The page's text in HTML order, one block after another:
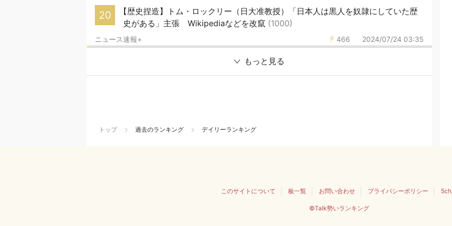
20
【歴史捏造】トム・ロックリー（日大准教授）「日本人は黒人を奴隷にしていた歴
史がある」主張 Wikipediaなどを改竄 (1000)
466 2024/07/24 03:35
ニュース速報+
もっと見る
トップ 過去のランキング デイリーランキング
このサイトについて 板一覧 お問い合わせ プライバシーポリシー
©Talk勢いランキング